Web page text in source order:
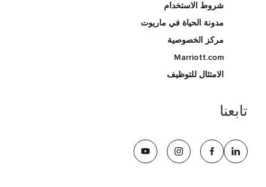
شروط الاستخدام
مدونة الحياة في ماريوت
مركز الخصوصية
Marriott.com
الامتثال للتوظيف
تابعنا